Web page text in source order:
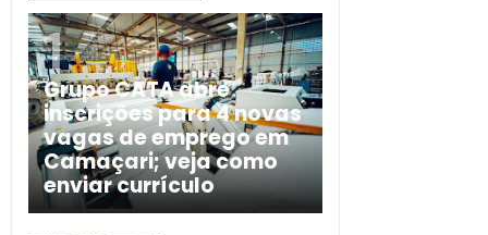
Grupo CATA abre
inscrições para 4 novas
vagas de emprego em
Camaçari; veja como
enviar currículo